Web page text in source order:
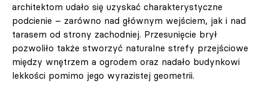
architektom udało się uzyskać charakterystyczne
podcienie – zarówno nad głównym wejściem, jak i nad
tarasem od strony zachodniej. Przesunięcie brył
pozwoliło także stworzyć naturalne strefy przejściowe
między wnętrzem a ogrodem oraz nadało budynkowi
lekkości pomimo jego wyrazistej geometrii.